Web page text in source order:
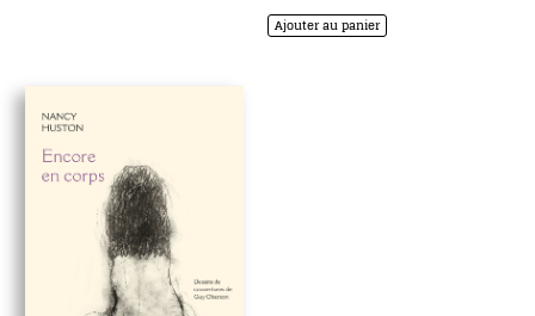
Ajouter au panier